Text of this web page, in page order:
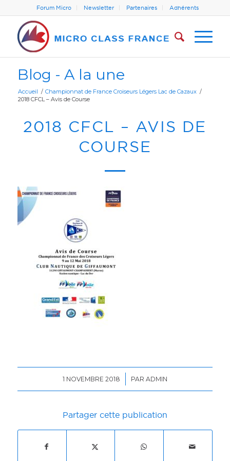
Forum Micro Newsletter Partenaires Adhérents
Blog - A la une
Accueil / Championnat de France Croiseurs Légers Lac de Cazaux /
2018 CFCL – Avis de Course
2018 CFCL – AVIS DE
COURSE
1 NOVEMBRE 2018
/ PAR ADMIN
Partager cette publication